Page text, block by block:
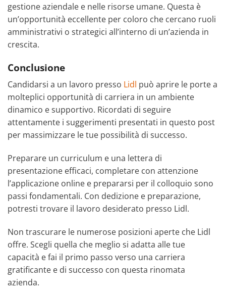
gestione aziendale e nelle risorse umane. Questa è
un’opportunità eccellente per coloro che cercano ruoli
amministrativi o strategici all’interno di un’azienda in
crescita.
Conclusione
Candidarsi a un lavoro presso Lidl può aprire le porte a
molteplici opportunità di carriera in un ambiente
dinamico e supportivo. Ricordati di seguire
attentamente i suggerimenti presentati in questo post
per massimizzare le tue possibilità di successo.
Preparare un curriculum e una lettera di
presentazione efficaci, completare con attenzione
l’applicazione online e prepararsi per il colloquio sono
passi fondamentali. Con dedizione e preparazione,
potresti trovare il lavoro desiderato presso Lidl.
Non trascurare le numerose posizioni aperte che Lidl
offre. Scegli quella che meglio si adatta alle tue
capacità e fai il primo passo verso una carriera
gratificante e di successo con questa rinomata
azienda.